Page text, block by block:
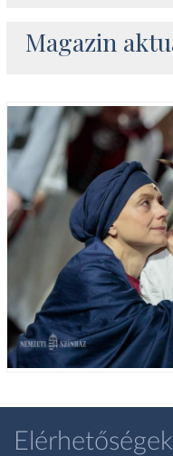
Magazin
Elérhetőségek